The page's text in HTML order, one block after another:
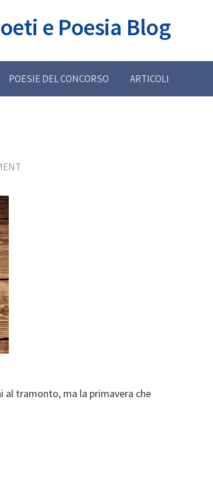
e Poesia Blog
POESIE DEL CONCORSO ARTICOLI
al tramonto, ma la primavera che